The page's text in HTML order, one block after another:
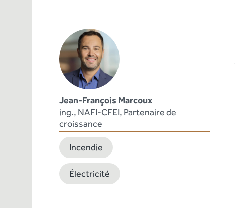
Jean-François Marcoux
ing., NAFI-CFEI, Partenaire de
croissance
Incendie
Électricité